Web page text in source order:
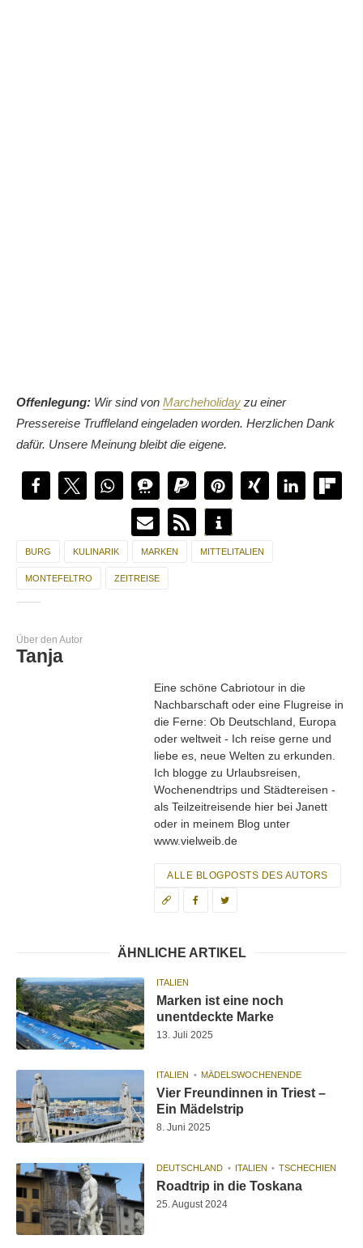
Offenlegung: Wir sind von Marcheholiday zu einer
Pressereise Truffleland eingeladen worden. Herzlichen Dank
dafür. Unsere Meinung bleibt die eigene.
BURG KULINARIK MARKEN MITTELITALIEN
MONTEFELTRO ZEITREISE
Über den Autor
Tanja
Eine schöne Cabriotour in die
Nachbarschaft oder eine Flugreise in
die Ferne: Ob Deutschland, Europa
oder weltweit - Ich reise gerne und
liebe es, neue Welten zu erkunden.
Ich blogge zu Urlaubsreisen,
Wochenendtrips und Städtereisen -
als Teilzeitreisende hier bei Janett
oder in meinem Blog unter
www.vielweib.de
ALLE BLOGPOSTS DES AUTORS
ÄHNLICHE ARTIKEL
ITALIEN
Marken ist eine noch
unentdeckte Marke
13. Juli 2025
ITALIEN MÄDELSWOCHENENDE
Vier Freundinnen in Triest –
Ein Mädelstrip
8. Juni 2025
DEUTSCHLAND ITALIEN TSCHECHIEN
Roadtrip in die Toskana
25. August 2024